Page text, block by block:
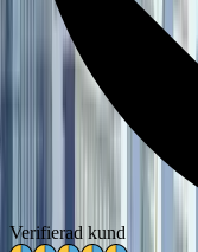
Verifierad kund